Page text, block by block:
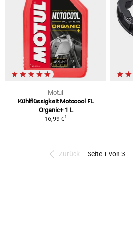
Motul
Kühlflüssigkeit Motocool FL
Organic+ 1 L
16,99 €1
Zurück Seite 1 von 3